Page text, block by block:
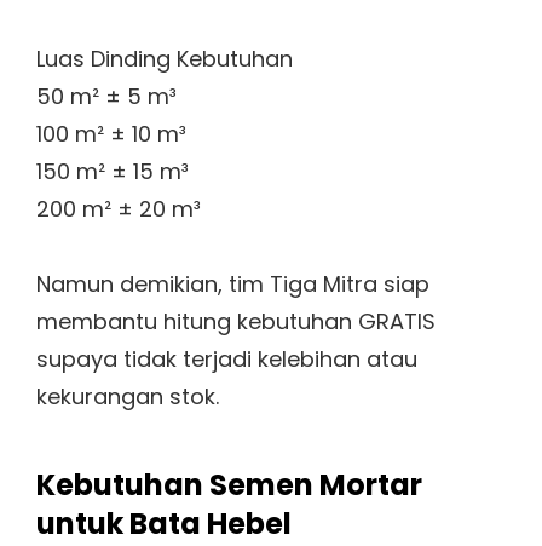
Luas Dinding Kebutuhan
50 m² ± 5 m³
100 m² ± 10 m³
150 m² ± 15 m³
200 m² ± 20 m³
Namun demikian, tim Tiga Mitra siap
membantu hitung kebutuhan GRATIS
supaya tidak terjadi kelebihan atau
kekurangan stok.
Kebutuhan Semen Mortar
untuk Bata Hebel